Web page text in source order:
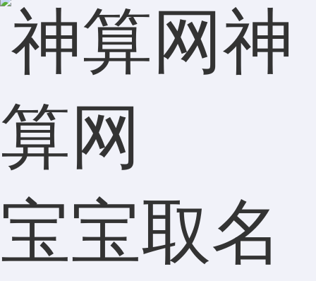
神
算网
宝宝取名